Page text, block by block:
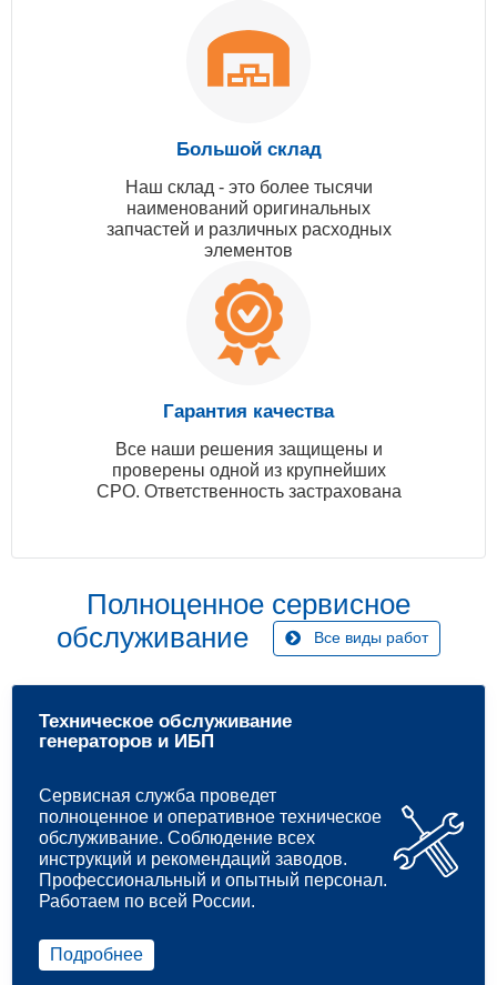
Большой склад
Наш склад - это более тысячи
наименований оригинальных
запчастей и различных расходных
элементов
Гарантия качества
Все наши решения защищены и
проверены одной из крупнейших
СРО. Ответственность застрахована
Полноценное сервисное
обслуживание
Все виды работ
Техническое обслуживание
генераторов и ИБП
Сервисная служба проведет
полноценное и оперативное техническое
обслуживание. Соблюдение всех
инструкций и рекомендаций заводов.
Профессиональный и опытный персонал.
Работаем по всей России.
Подробнее